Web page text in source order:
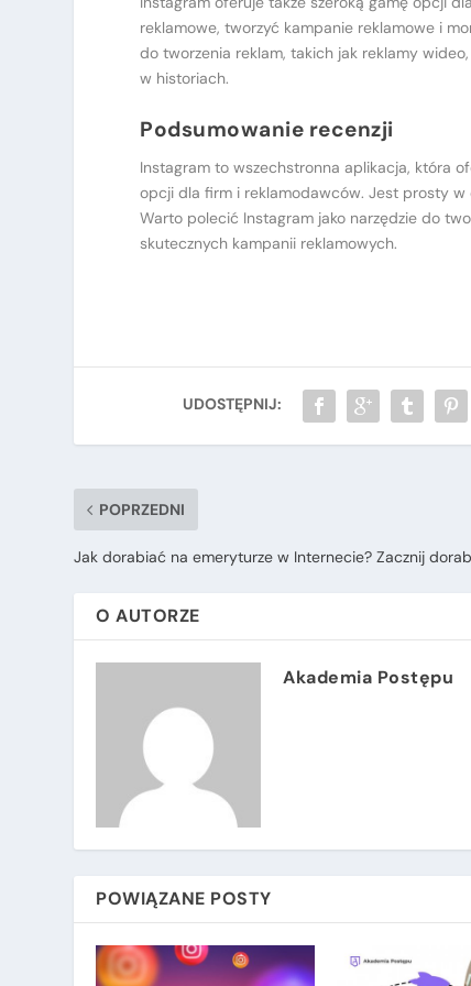
reklamowe, tworzyć kampanie reklamowe i
do tworzenia reklam, takich jak reklamy
w historiach.
Podsumowanie recenzji
Instagram to wszechstronna aplikacja, która
opcji dla firm i reklamodawców. Jest prosty w
Warto polecić Instagram jako narzędzie do
skutecznych kampanii reklamowych.
POPRZEDNI
Jak dorabiać na emeryturze w Internecie? Zacznij
O AUTORZE
Akademia Postępu
POWIĄZANE POSTY